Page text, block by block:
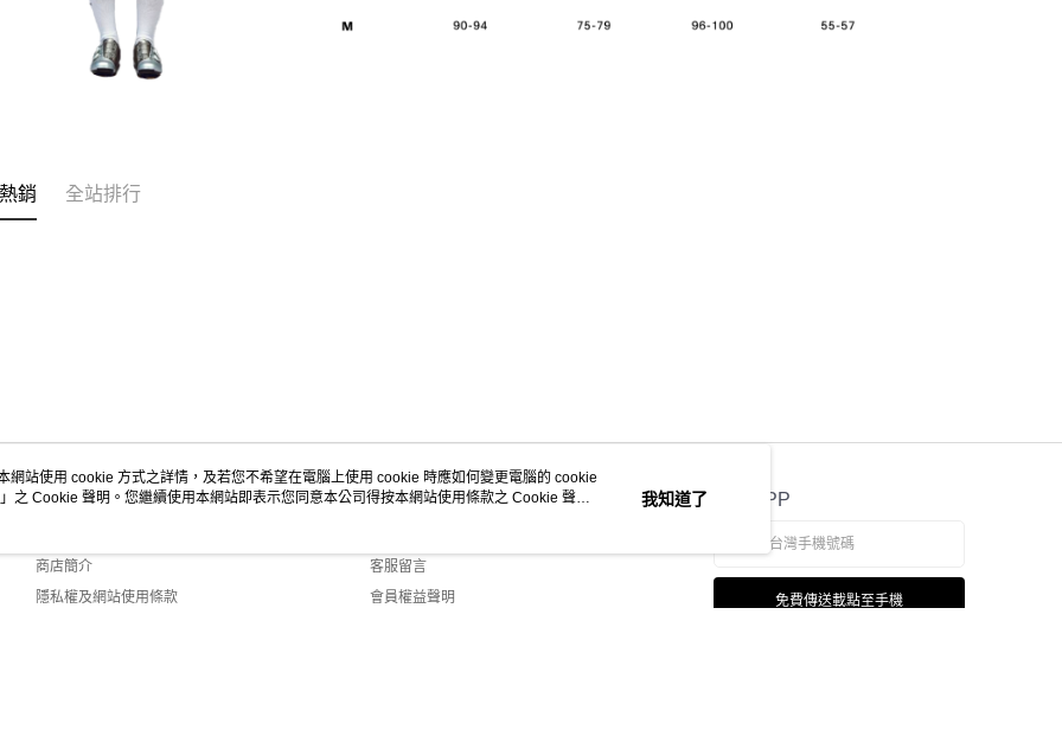
銷 全站排行
關於我們
商店簡介
隱私權及網站使用條款
客服資訊
客服留言
會員權益聲明
官方APP
免費傳送載點至手機
網站使用 cookie 方式之詳情，及若您不希望在電腦上使用 cookie 時應如何變更電腦的 cookie
」之 Cookie 聲明。您繼續使用本網站即表示您同意本公司得按本網站使用條款之 Cookie 聲明
我知道了